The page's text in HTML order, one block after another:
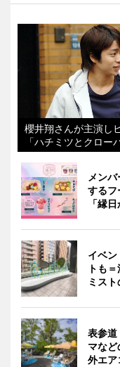
櫻井翔さんが主演し
「ハチミツとクロ
メン
するフ
「縁
イベ
トも
ミス
表参道
マな
外エア